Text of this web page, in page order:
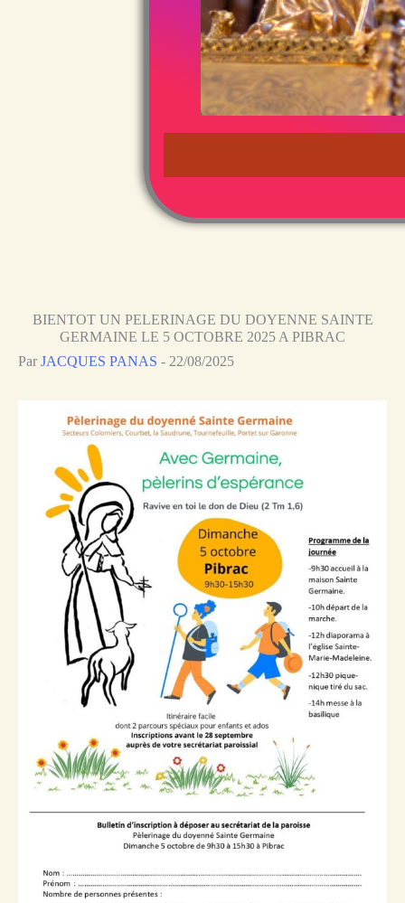
BIENTOT UN PELERINAGE DU DOYENNE SAINTE
GERMAINE LE 5 OCTOBRE 2025 A PIBRAC
Par JACQUES PANAS - 22/08/2025